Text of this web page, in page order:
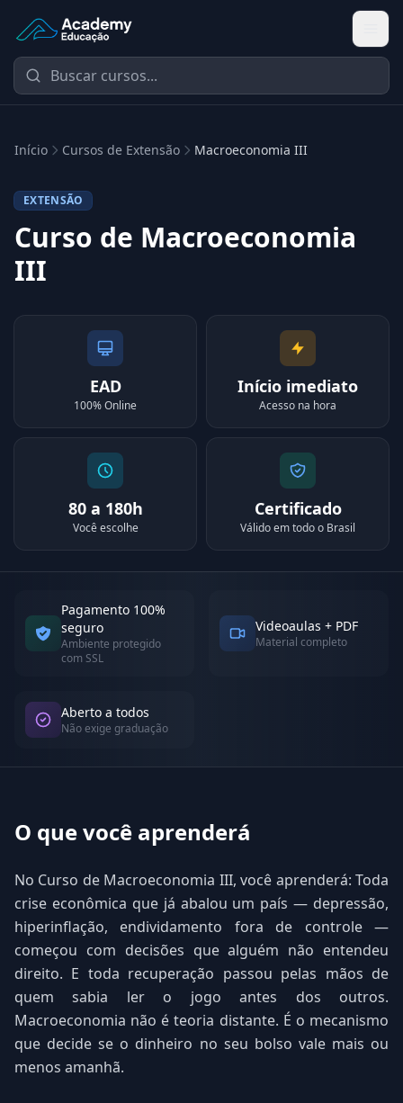
Academy Extensão
Início Cursos de Extensão Macroeconomia III
EXTENSÃO
Curso de Macroeconomia
III
EAD
100% Online
Início imediato
Acesso na hora
80 a 180h
Você escolhe
Certificado
Válido em todo o Brasil
Pagamento 100%
seguro
Ambiente protegido
com SSL
Videoaulas + PDF
Material completo
Aberto a todos
Não exige graduação
O que você aprenderá
No Curso de Macroeconomia III, você aprenderá: Toda
crise econômica que já abalou um país — depressão,
hiperinflação, endividamento fora de controle —
começou com decisões que alguém não entendeu
direito. E toda recuperação passou pelas mãos de
quem sabia ler o jogo antes dos outros.
Macroeconomia não é teoria distante. É o mecanismo
que decide se o dinheiro no seu bolso vale mais ou
menos amanhã.